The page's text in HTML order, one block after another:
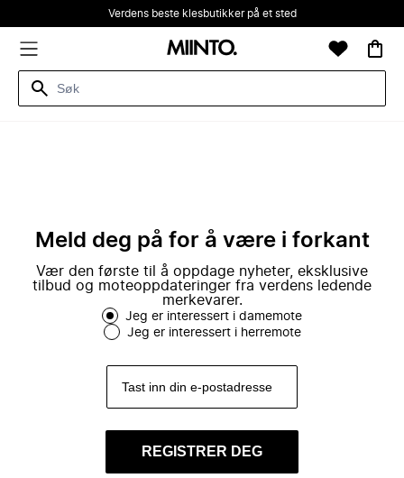
Verdens beste klesbutikker på et sted
Meld deg på for å være i forkant
Vær den første til å oppdage nyheter, eksklusive
tilbud og moteoppdateringer fra verdens ledende
merkevarer.
Jeg er interessert i damemote
Jeg er interessert i herremote
REGISTRER DEG